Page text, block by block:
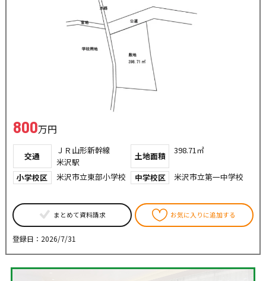
800万円
交通
ＪＲ山形新幹線
米沢駅
土地面積
398.71㎡
小学校区 米沢市立東部小学校 中学校区 米沢市立第一中学校
まとめて資料請求 お気に入りに追加する
登録日：2026/7/31